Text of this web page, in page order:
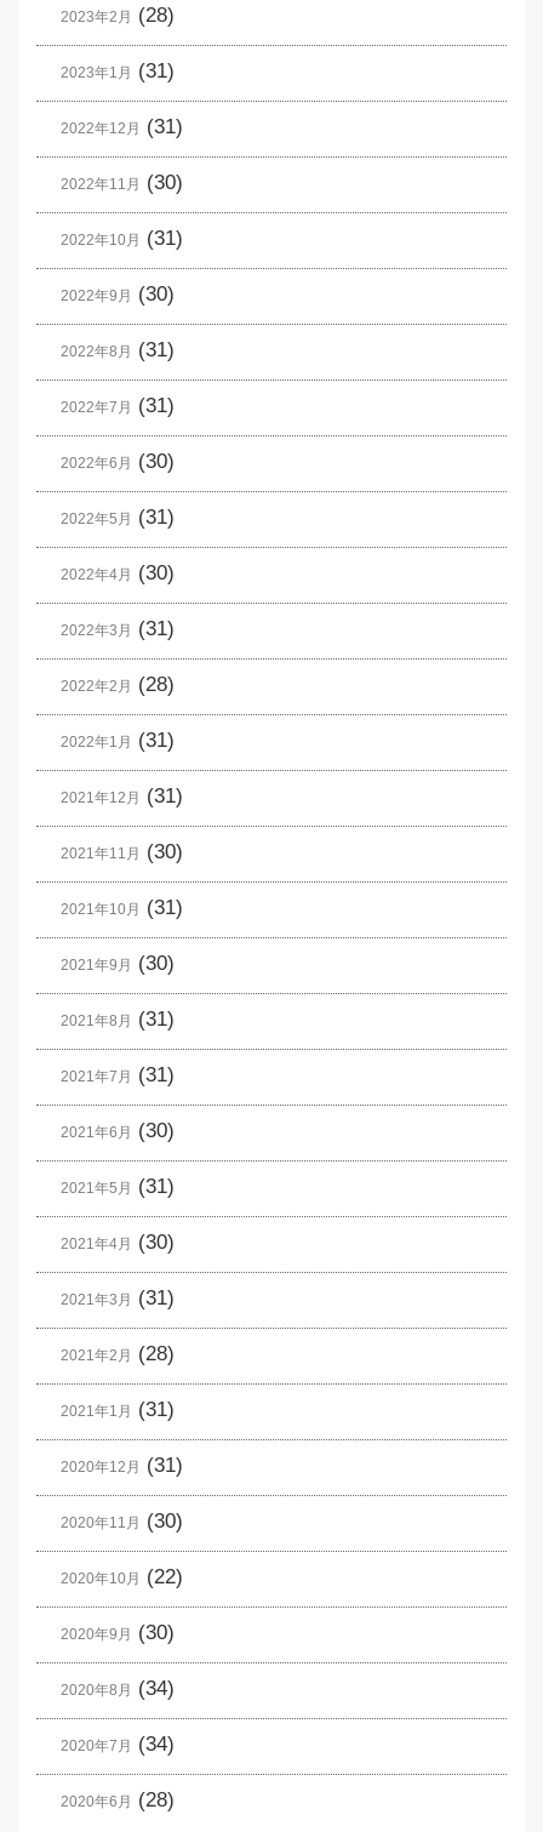
2023年2月 (28)
2023年1月 (31)
2022年12月 (31)
2022年11月 (30)
2022年10月 (31)
2022年9月 (30)
2022年8月 (31)
2022年7月 (31)
2022年6月 (30)
2022年5月 (31)
2022年4月 (30)
2022年3月 (31)
2022年2月 (28)
2022年1月 (31)
2021年12月 (31)
2021年11月 (30)
2021年10月 (31)
2021年9月 (30)
2021年8月 (31)
2021年7月 (31)
2021年6月 (30)
2021年5月 (31)
2021年4月 (30)
2021年3月 (31)
2021年2月 (28)
2021年1月 (31)
2020年12月 (31)
2020年11月 (30)
2020年10月 (22)
2020年9月 (30)
2020年8月 (34)
2020年7月 (34)
2020年6月 (28)